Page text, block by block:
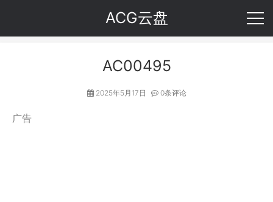
ACG云盘
AC00495
2025年5月17日 0条评论
广告